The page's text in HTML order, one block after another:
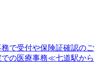
務で受付や保険証確認のご
の医療事務≪七道駅から